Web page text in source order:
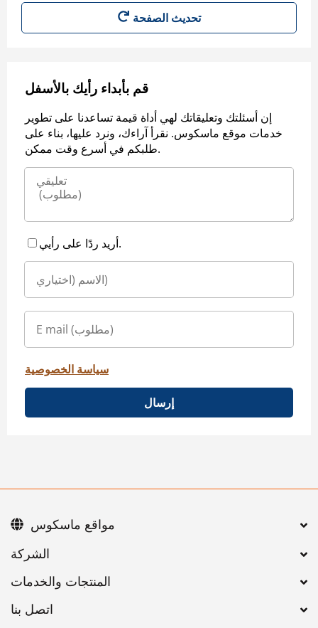
تحديث الصفحة
قم بأبداء رأيك بالأسفل
إن أسئلتك وتعليقاتك لهي أداة قيمة تساعدنا على تطوير
خدمات موقع ماسكوس. نقرأ آراءك، ونرد عليها، بناء على
طلبكم في أسرع وقت ممكن.
أريد ردًا على رأيي.
سياسة الخصوصية
إرسال
اتصل بنا
مواقع ماسكوس